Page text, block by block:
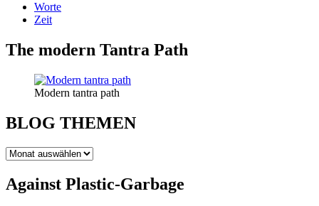
Worte
Zeit
The modern Tantra Path
Modern tantra path
BLOG THEMEN
BLOG
Against Plastic-Garbage